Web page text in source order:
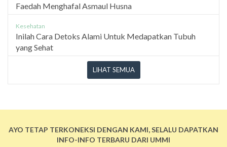
Faedah Menghafal Asmaul Husna
Kesehatan
Inilah Cara Detoks Alami Untuk Medapatkan Tubuh
yang Sehat
LIHAT SEMUA
AYO TETAP TERKONEKSI DENGAN KAMI, SELALU DAPATKAN
INFO-INFO TERBARU DARI UMMI